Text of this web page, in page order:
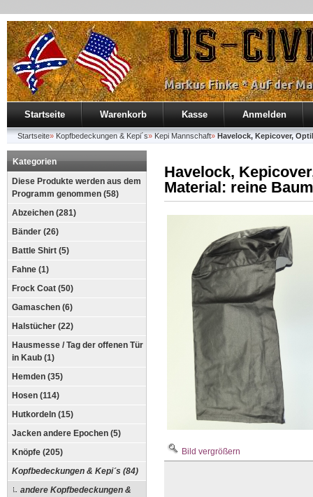
Startseite Warenkorb Kasse Anmelden
Startseite» Kopfbedeckungen & Kepi´s» Kepi Mannschaft» Havelock, Kepicover,
Kategorien
Diese Produkte werden aus dem
Programm genommen (58)
Abzeichen (281)
Bänder (26)
Battle Shirt (5)
Fahne (1)
Frock Coat (50)
Gamaschen (6)
Halstücher (22)
Hausmesse / Tag der offenen Tür
in Kaub (1)
Hemden (35)
Hosen (114)
Hutkordeln (15)
Jacken andere Epochen (5)
Knöpfe (205)
Kopfbedeckungen & Kepi´s (84)
andere Kopfbedeckungen &
Havelock,
Material: reine
Bild vergrößern